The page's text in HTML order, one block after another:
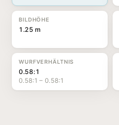
BILDHÖHE
1.25 m
WURFVERHÄLTNIS
0.58:1
0.58:1 – 0.58:1